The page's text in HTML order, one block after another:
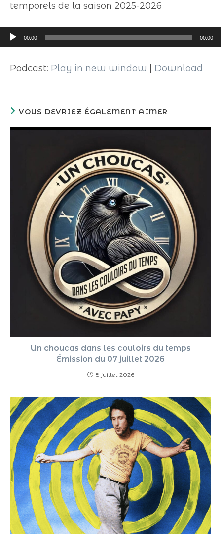
temporels de la saison 2025-2026
Lecteur
audio
00:00 00:00
Podcast: Play in new window Download
VOUS DEVRIEZ ÉGALEMENT AIMER
Un choucas dans les couloirs du temps
Émission du 07 juillet 2026
8 juillet 2026